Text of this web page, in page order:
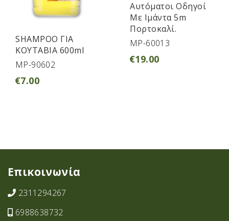
SHAMPOO ΓΙΑ
ΚΟΥΤΑΒΙΑ 600ml
MP-90602
€7.00
Aυτόματοι Οδηγοί
Με Ιμάντα 5m
Πορτοκαλί.
MP-60013
€19.00
Επικοινωνία
2311294267
6988638732